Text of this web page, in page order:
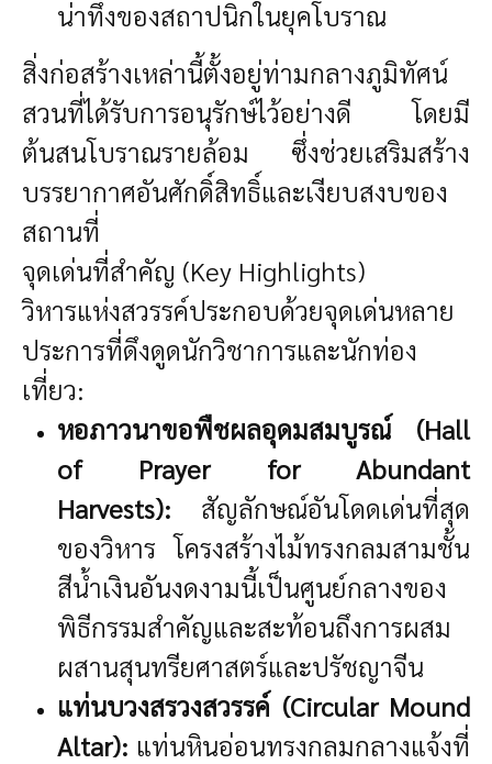
น่าทึ่งของสถาปนิกในยุคโบราณ
สิ่งก่อสร้างเหล่านี้ตั้งอยู่ท่ามกลางภูมิทัศน์
สวนที่ได้รับการอนุรักษ์ไว้อย่างดี โดยมี
ต้นสนโบราณรายล้อม ซึ่งช่วยเสริมสร้าง
บรรยากาศอันศักดิ์สิทธิ์และเงียบสงบของ
สถานที่
จุดเด่นที่สำคัญ (Key Highlights)
วิหารแห่งสวรรค์ประกอบด้วยจุดเด่นหลาย
ประการที่ดึงดูดนักวิชาการและนักท่อง
เที่ยว:
หอภาวนาขอพืชผลอุดมสมบูรณ์ (Hall
of Prayer for Abundant
Harvests): สัญลักษณ์อันโดดเด่นที่สุด
ของวิหาร โครงสร้างไม้ทรงกลมสามชั้น
สีน้ำเงินอันงดงามนี้เป็นศูนย์กลางของ
พิธีกรรมสำคัญและสะท้อนถึงการผสม
ผสานสุนทรียศาสตร์และปรัชญาจีน
แท่นบวงสรวงสวรรค์ (Circular Mound
Altar): แท่นหินอ่อนทรงกลมกลางแจ้งที่